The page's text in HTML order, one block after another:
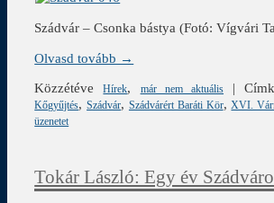
Szádvár – Csonka bástya (Fotó: Vígvári
Olvasd tovább →
Közzétéve
Hírek, már nem aktuális |
Kőgyűjtés,Szádvár, Szádvárért Baráti Kör,XVI.
üzenetet
Tokár László: Egy év